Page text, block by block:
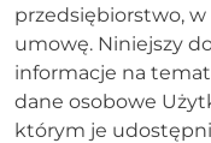
przedsiębiorstwo,
umowę. Niniejszy
informacje na
dane osobowe
którym je